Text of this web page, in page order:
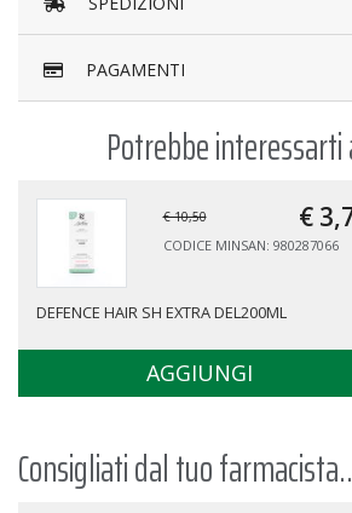
PAGAMENTI
Potrebbe interessarti
€ 10,50 € 3,
CODICE MINSAN: 980287066
DEFENCE HAIR SH EXTRA DEL200ML
AGGIUNGI
Consigliati dal tuo